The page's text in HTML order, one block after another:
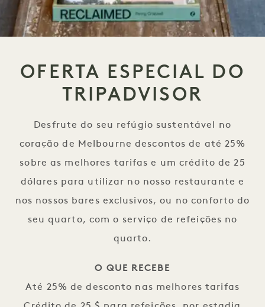
OFERTA ESPECIAL DO
TRIPADVISOR
Desfrute do seu refúgio sustentável no
coração de Melbourne descontos de até 25%
sobre as melhores tarifas e um crédito de 25
dólares para utilizar no nosso restaurante e
nos nossos bares exclusivos, ou no conforto do
seu quarto, com o serviço de refeições no
quarto.
O QUE RECEBE
Até 25% de desconto nas melhores tarifas